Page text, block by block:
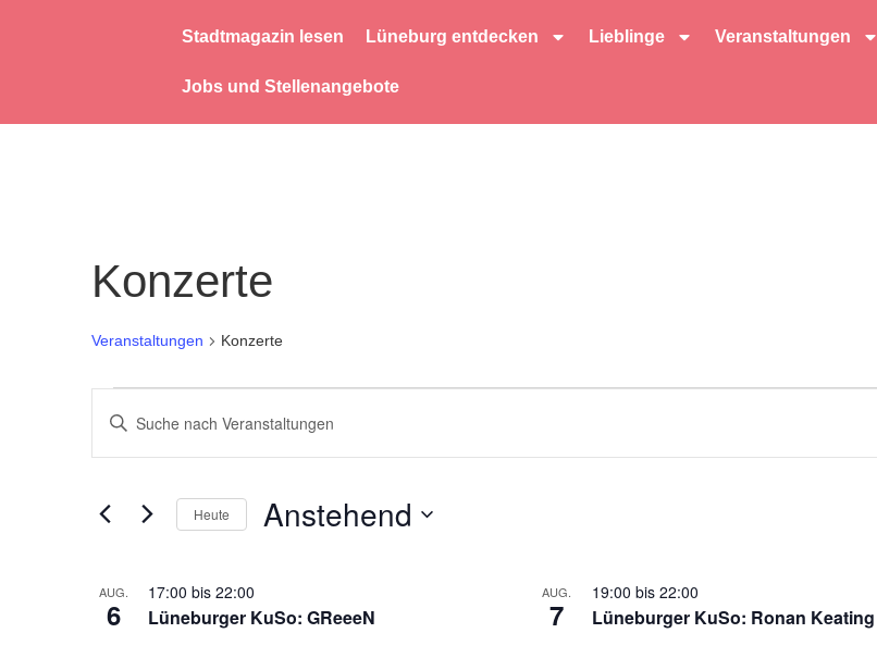
Stadtmagazin lesen Lüneburg entdecken Lieblinge Veranstaltungen
Jobs und Stellenangebote
Konzerte
Veranstaltungen Konzerte
Veranstaltungen
Suche
Ansichten,
Schlüsselwort
Suche
Veranstaltungen
Schlüsselwort.Heute Anstehend
List
of
AUG.
6 Lüneburger KuSo: GReeeN
17:00 bis 22:00 AUG.
7 Lüneburger KuSo: Ronan Keating
19:00 bis 22:00